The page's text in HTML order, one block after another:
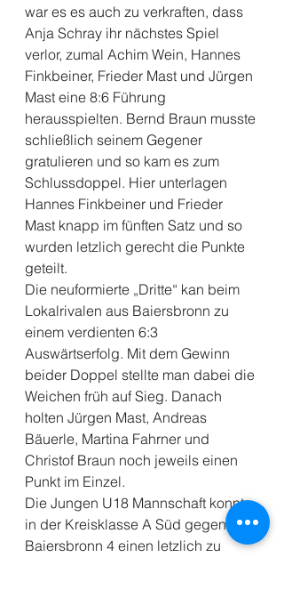
war es es auch zu verkraften, dass
Anja Schray ihr nächstes Spiel
verlor, zumal Achim Wein, Hannes
Finkbeiner, Frieder Mast und Jürgen
Mast eine 8:6 Führung
herausspielten. Bernd Braun musste
schließlich seinem Gegener
gratulieren und so kam es zum
Schlussdoppel. Hier unterlagen
Hannes Finkbeiner und Frieder
Mast knapp im fünften Satz und so
wurden letzlich gerecht die Punkte
geteilt.
Die neuformierte „Dritte“ kan beim
Lokalrivalen aus Baiersbronn zu
einem verdienten 6:3
Auswärtserfolg. Mit dem Gewinn
beider Doppel stellte man dabei die
Weichen früh auf Sieg. Danach
holten Jürgen Mast, Andreas
Bäuerle, Martina Fahrner und
Christof Braun noch jeweils einen
Punkt im Einzel.
Die Jungen U18 Mannschaft konnte
in der Kreisklasse A Süd gegen
Baiersbronn 4 einen letzlich zu